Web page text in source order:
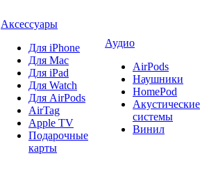
Аксессуары
Для iPhone
Для Mac
Для iPad
Для Watch
Для AirPods
AirTag
Apple TV
Подарочные
карты
Аудио
AirPods
Наушники
HomePod
Акустические
системы
Винил